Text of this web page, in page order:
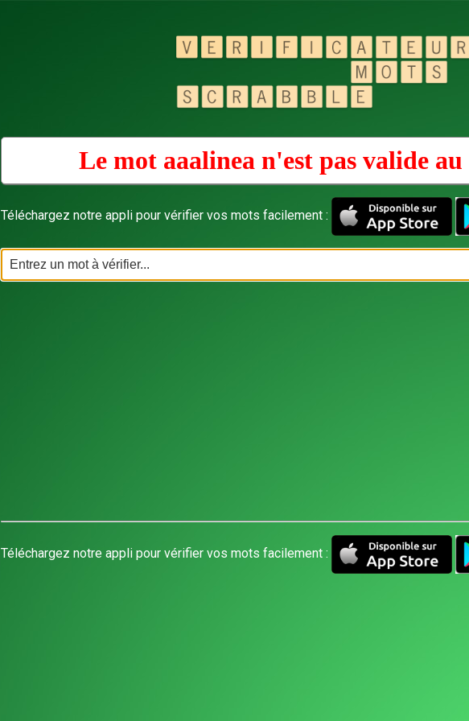
Le mot aaalinea n'est pas valide au
Téléchargez notre appli pour vérifier vos mots facilement :
Téléchargez notre appli pour vérifier vos mots facilement :